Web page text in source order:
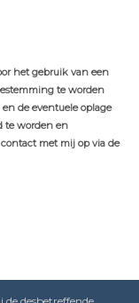
het gebruik van een
te worden
de eventuele oplage
te worden en
met mij op via de